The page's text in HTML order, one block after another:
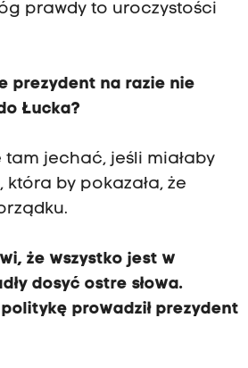
prawdy to uroczystości
prezydent na razie nie
Łucka?
tam jechać, jeśli miałaby
która by pokazała, że
że wszystko jest w
dosyć ostre słowa.
prowadził prezydent